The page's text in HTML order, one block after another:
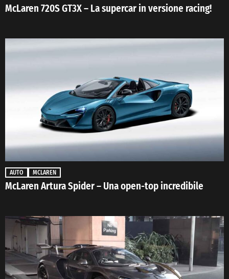
McLaren 720S GT3X – La supercar in versione racing!
AUTO MCLAREN
McLaren Artura Spider – Una open-top incredibile